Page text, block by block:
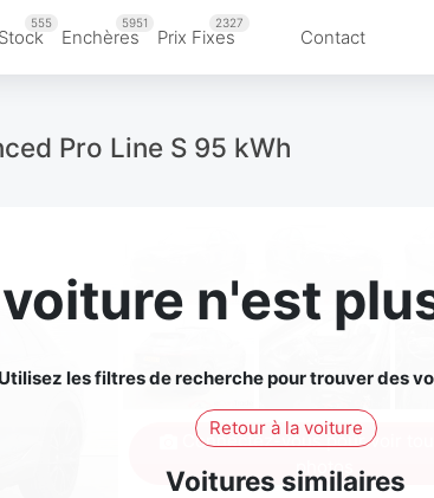
555
Enchères
5951
Prix Fixes
2327
Contact
Pro Line S 95 kWh
n'est
Utilisez les filtres de recherche pour trouver des
Retour à la voiture
Voitures similaires
Connectez-vous pour voir
photos